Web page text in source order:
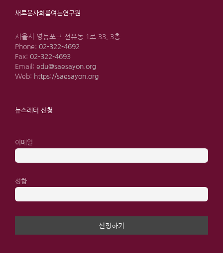
새로운사회를여는연구원
서울시 영등포구 선유동 1로 33, 3층
Phone: 02-322-4692
Fax: 02-322-4693
Email: edu@saesayon.org
Web: https://saesayon.org
뉴스레터 신청
이메일
성함